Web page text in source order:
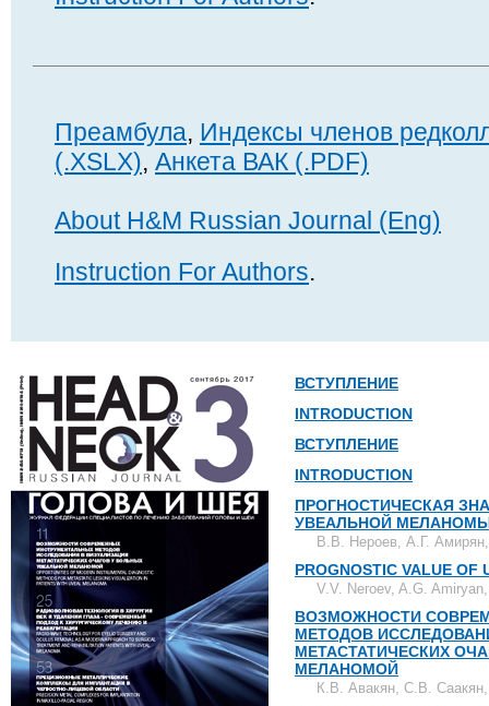
Преамбула, Индексы членов
(.XSLX), Анкета ВАК (.PDF)
About H&M Russian Journal (Eng)
Instruction For Authors.
ВСТУПЛЕНИЕ
INTRODUCTION
ВСТУПЛЕНИЕ
INTRODUCTION
ПРОГНОСТИЧЕСКАЯ
УВЕАЛЬНОЙ
В.В. Нероев, А.Г.
PROGNOSTIC VALUE OF
V.V. Neroev, A.G.
ВОЗМОЖНОСТИ
МЕТОДОВ
МЕТАСТАТИЧЕСКИХ
МЕЛАНОМОЙ
К.В. Авакян, С.В.